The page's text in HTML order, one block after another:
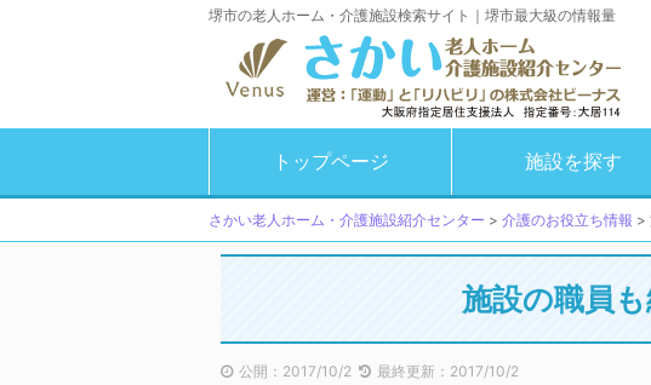
堺市の老人ホーム・介護施設検索サイト｜堺市最大級の情報量
トップページ 施設を探す
さかい老人ホーム・介護施設紹介センター > 介護のお役立ち情報 >
施設の職員
公開：2017/10/2 最終更新：2017/10/2